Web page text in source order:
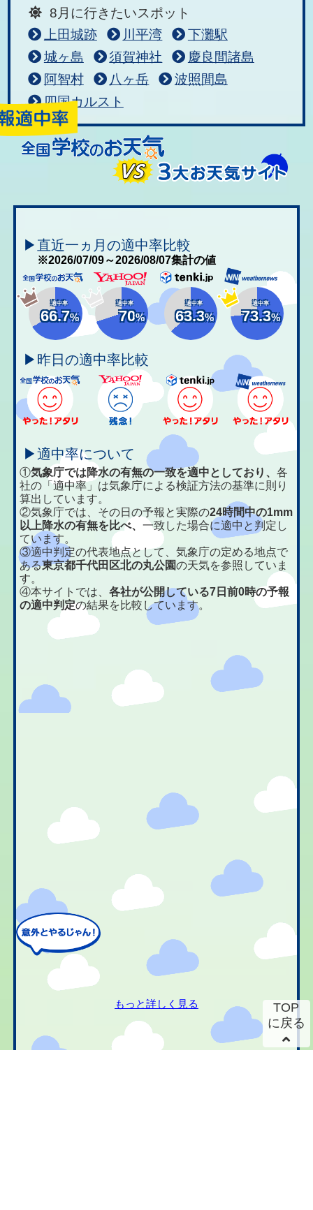
8月に行きたいスポット
上田城跡
川平湾
下灘駅
城ヶ島
須賀神社
慶良間諸島
阿智村
八ヶ岳
波照間島
四国カルスト
▶直近一ヵ月の適中率比較
※2026/07/09～2026/08/07集計の値
適中率
66.7%
適中率
70%
適中率
63.3%
適中率
73.3%
▶昨日の適中率比較
▶適中率について
①気象庁では降水の有無の一致を適中としており、各
社の「適中率」は気象庁による検証方法の基準に則り
算出しています。
②気象庁では、その日の予報と実際の24時間中の1mm
以上降水の有無を比べ、一致した場合に適中と判定し
ています。
③適中判定の代表地点として、気象庁の定める地点で
ある東京都千代田区北の丸公園の天気を参照していま
す。
④本サイトでは、各社が公開している7日前0時の予報
の適中判定の結果を比較しています。
もっと詳しく見る
TOP
に戻る